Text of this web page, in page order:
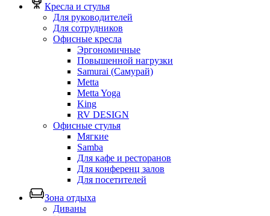
Кресла и стулья
Для руководителей
Для сотрудников
Офисные кресла
Эргономичные
Повышенной нагрузки
Samurai (Самурай)
Metta
Metta Yoga
King
RV DESIGN
Офисные стулья
Мягкие
Samba
Для кафе и ресторанов
Для конференц залов
Для посетителей
Зона отдыха
Диваны